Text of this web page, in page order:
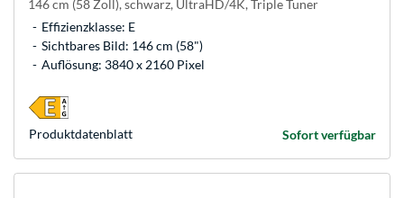
146 cm (58 Zoll), schwarz, UltraHD/4K, Triple Tuner
Effizienzklasse: E
Sichtbares Bild: 146 cm (58")
Auflösung: 3840 x 2160 Pixel
Sofort verfügbar
Produkt­datenblatt